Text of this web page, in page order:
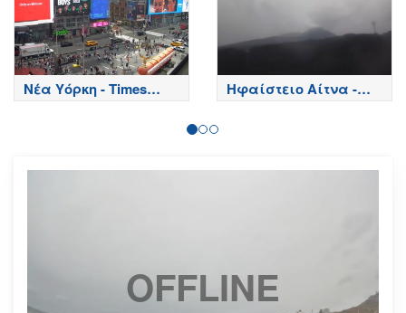
Νέα Υόρκη - Times
Square
Ηφαίστειο Αίτνα -
Κορυφή κρατήρων,
OFFLINE